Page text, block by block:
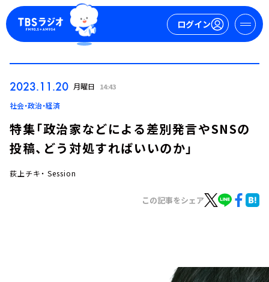
ログイン
2023.11.20 月曜日 14:43
社会・政治・経済
特集「政治家などによる差別発言やSNSの
投稿、どう対処すればいいのか」
荻上チキ・ Session
この記事をシェア